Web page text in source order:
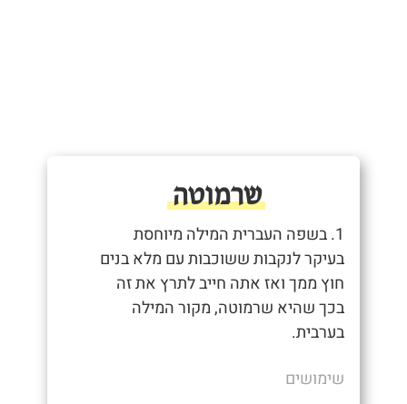
שרמוטה
1. בשפה העברית המילה מיוחסת
בעיקר לנקבות ששוכבות עם מלא בנים
חוץ ממך ואז אתה חייב לתרץ את זה
בכך שהיא שרמוטה, מקור המילה
בערבית.
שימושים